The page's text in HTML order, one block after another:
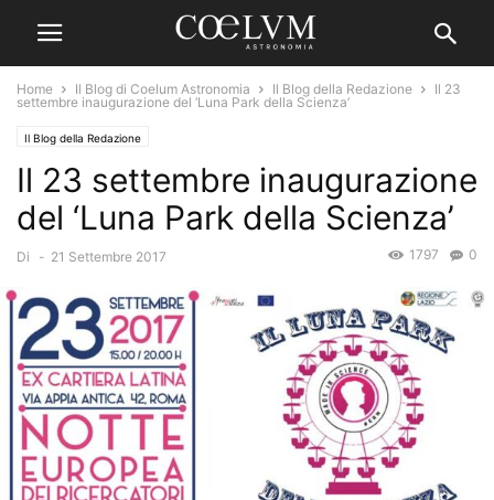
Home Il Blog di Coelum Astronomia Il Blog della Redazione
Il 23
settembre inaugurazione del ‘Luna Park della Scienza’
Il Blog della Redazione
Il 23 settembre inaugurazione
del ‘Luna Park della Scienza’
Di - 21 Settembre 2017 0
1797